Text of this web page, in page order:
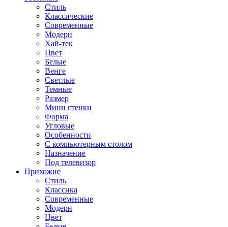
Стиль
Классические
Современные
Модерн
Хай-тек
Цвет
Белые
Венге
Светлые
Темные
Размер
Мини стенки
Форма
Угловые
Особенности
С компьютерным столом
Назначение
Под телевизор
Прихожие
Стиль
Классика
Современные
Модерн
Цвет